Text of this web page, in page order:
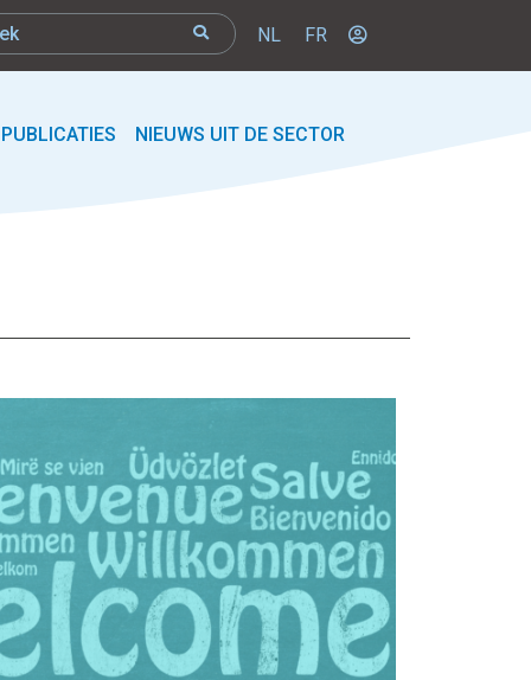
NL FR
PUBLICATIES NIEUWS UIT DE SECTOR